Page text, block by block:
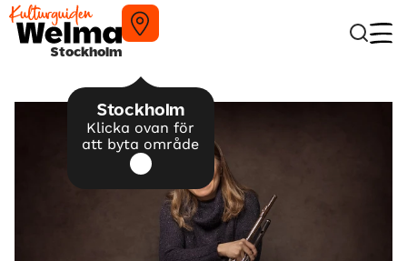
Stockholm
Stockholm
Klicka ovan för
att byta område